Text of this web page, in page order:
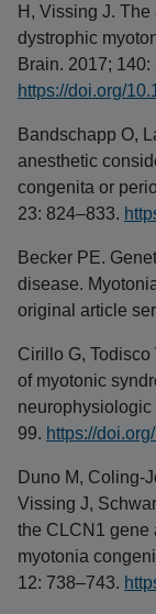
H, Vissing J.
dystrophic
Brain. 2017;
https://doi.org/
Bandschapp O,
anesthetic
congenita or
23: 824–833.
Becker PE.
disease.
original article
Cirillo G,
of myotonic
99. https://
Duno M, Coling-
Vissing J,
the CLCN1 gene
myotonia
12: 738–743.